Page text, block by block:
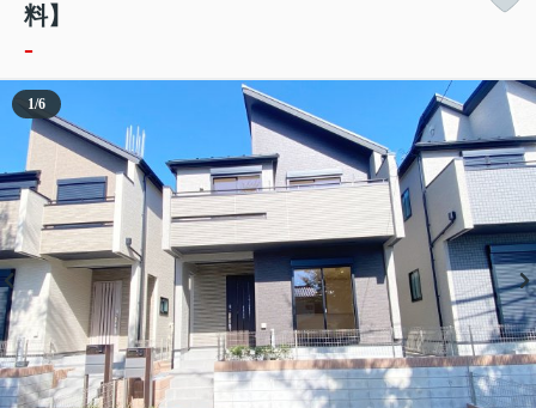
料】
-
1/6